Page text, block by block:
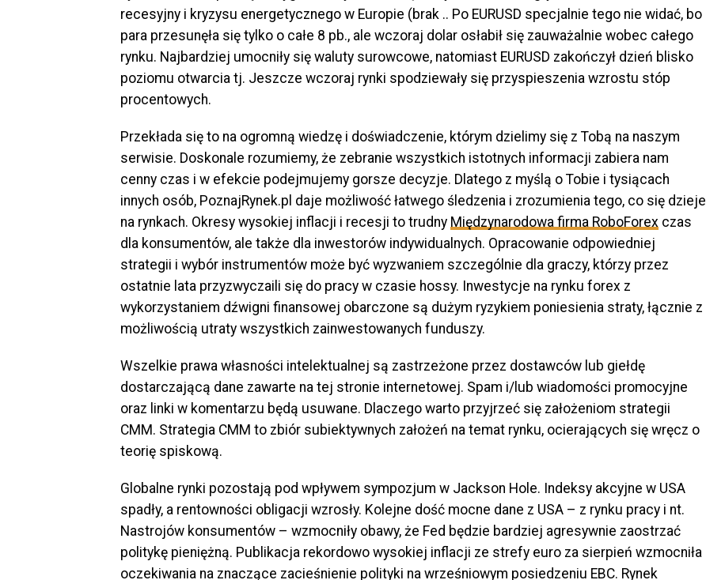
recesyjny i kryzysu energetycznego w Europie (brak .. Po EURUSD specjalnie tego nie widać, bo
para przesunęła się tylko o całe 8 pb., ale wczoraj dolar osłabił się zauważalnie wobec całego
rynku. Najbardziej umocniły się waluty surowcowe, natomiast EURUSD zakończył dzień blisko
poziomu otwarcia tj. Jeszcze wczoraj rynki spodziewały się przyspieszenia wzrostu stóp
procentowych.
Przekłada się to na ogromną wiedzę i doświadczenie, którym dzielimy się z Tobą na naszym
serwisie. Doskonale rozumiemy, że zebranie wszystkich istotnych informacji zabiera nam
cenny czas i w efekcie podejmujemy gorsze decyzje. Dlatego z myślą o Tobie i tysiącach
innych osób, PoznajRynek.pl daje możliwość łatwego śledzenia i zrozumienia tego, co się dzieje
na rynkach. Okresy wysokiej inflacji i recesji to trudny Międzynarodowa firma RoboForex czas
dla konsumentów, ale także dla inwestorów indywidualnych. Opracowanie odpowiedniej
strategii i wybór instrumentów może być wyzwaniem szczególnie dla graczy, którzy przez
ostatnie lata przyzwyczaili się do pracy w czasie hossy. Inwestycje na rynku forex z
wykorzystaniem dźwigni finansowej obarczone są dużym ryzykiem poniesienia straty, łącznie z
możliwością utraty wszystkich zainwestowanych funduszy.
Wszelkie prawa własności intelektualnej są zastrzeżone przez dostawców lub giełdę
dostarczającą dane zawarte na tej stronie internetowej. Spam i/lub wiadomości promocyjne
oraz linki w komentarzu będą usuwane. Dlaczego warto przyjrzeć się założeniom strategii
CMM. Strategia CMM to zbiór subiektywnych założeń na temat rynku, ocierających się wręcz o
teorię spiskową.
Globalne rynki pozostają pod wpływem sympozjum w Jackson Hole. Indeksy akcyjne w USA
spadły, a rentowności obligacji wzrosły. Kolejne dość mocne dane z USA – z rynku pracy i nt.
Nastrojów konsumentów – wzmocniły obawy, że Fed będzie bardziej agresywnie zaostrzać
politykę pieniężną. Publikacja rekordowo wysokiej inflacji ze strefy euro za sierpień wzmocniła
oczekiwania na znaczące zacieśnienie polityki na wrześniowym posiedzeniu EBC. Rynek